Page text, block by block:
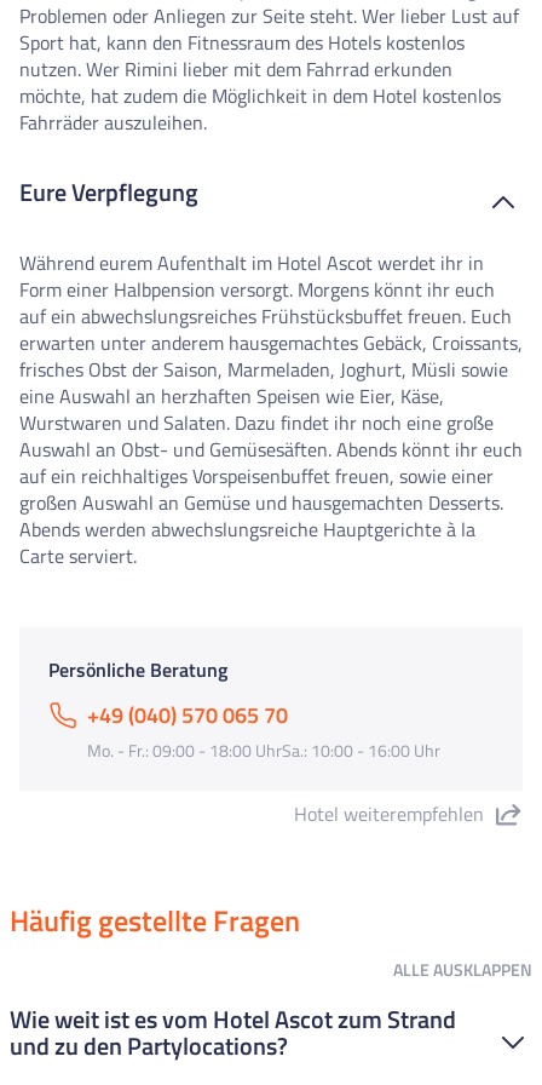
Problemen oder Anliegen zur Seite steht. Wer lieber Lust auf
Sport hat, kann den Fitnessraum des Hotels kostenlos
nutzen. Wer Rimini lieber mit dem Fahrrad erkunden
möchte, hat zudem die Möglichkeit in dem Hotel kostenlos
Fahrräder auszuleihen.
Eure Verpflegung
Während eurem Aufenthalt im Hotel Ascot werdet ihr in
Form einer Halbpension versorgt. Morgens könnt ihr euch
auf ein abwechslungsreiches Frühstücksbuffet freuen. Euch
erwarten unter anderem hausgemachtes Gebäck, Croissants,
frisches Obst der Saison, Marmeladen, Joghurt, Müsli sowie
eine Auswahl an herzhaften Speisen wie Eier, Käse,
Wurstwaren und Salaten. Dazu findet ihr noch eine große
Auswahl an Obst- und Gemüsesäften. Abends könnt ihr euch
auf ein reichhaltiges Vorspeisenbuffet freuen, sowie einer
großen Auswahl an Gemüse und hausgemachten Desserts.
Abends werden abwechslungsreiche Hauptgerichte à la
Carte serviert.
Persönliche Beratung
+49 (040) 570 065 70
Mo. - Fr.: 09:00 - 18:00 UhrSa.: 10:00 - 16:00 Uhr
Hotel weiterempfehlen
Häufig gestellte Fragen
ALLEAUSKLAPPEN
Wie weit ist es vom Hotel Ascot zum Strand
und zu den Partylocations?